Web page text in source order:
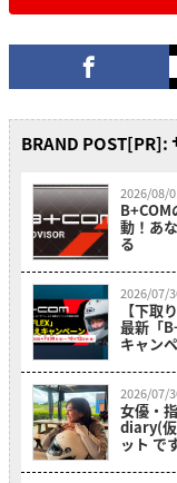
BRAND POST[PR]:
2026/08/
動！あ
る
2026/07/
【下取
最新「
キャン
2026/07/
女優・
diary(仮
ット で